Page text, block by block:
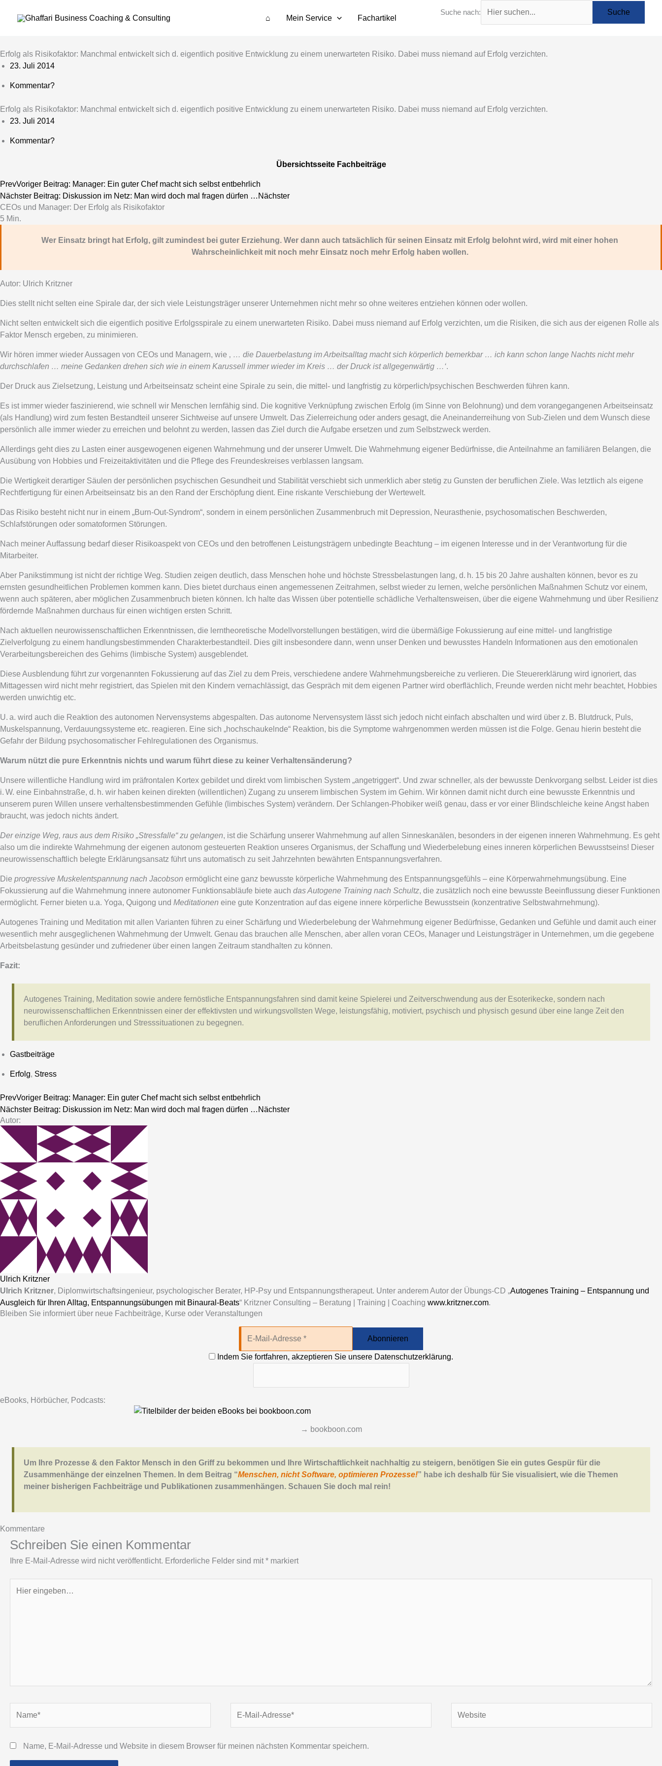
Inhalt
⌂ Mein Service Fachartikel
Suche nach:
Erfolg als Risikofaktor: Manchmal entwickelt sich d. eigentlich positive Entwicklung zu einem unerwarteten Risiko. Dabei muss niemand auf Erfolg verzichten.
23. Juli 2014
Kommentar?
Erfolg als Risikofaktor: Manchmal entwickelt sich d. eigentlich positive Entwicklung zu einem unerwarteten Risiko. Dabei muss niemand auf Erfolg verzichten.
23. Juli 2014
Kommentar?
Übersichtsseite Fachbeiträge
PrevVoriger Beitrag: Manager: Ein guter Chef macht sich selbst entbehrlich
Nächster Beitrag: Diskussion im Netz: Man wird doch mal fragen dürfen … Nächster
CEOs und Manager: Der Erfolg als Risikofaktor
5 Min.
Wer Einsatz bringt hat Erfolg, gilt zumindest bei guter Erziehung. Wer dann auch tatsächlich für seinen Einsatz mit Erfolg belohnt wird, wird mit einer hohen
Wahrscheinlichkeit mit noch mehr Einsatz noch mehr Erfolg haben wollen.
Autor: Ulrich Kritzner
Dies stellt nicht selten eine Spirale dar, der sich viele Leistungsträger unserer Unternehmen nicht mehr so ohne weiteres entziehen können oder wollen.
Nicht selten entwickelt sich die eigentlich positive Erfolgsspirale zu einem unerwarteten Risiko. Dabei muss niemand auf Erfolg verzichten, um die Risiken, die sich aus der eigenen Rolle als
Faktor Mensch ergeben, zu minimieren.
Wir hören immer wieder Aussagen von CEOs und Managern, wie ‚ … die Dauerbelastung im Arbeitsalltag macht sich körperlich bemerkbar … ich kann schon lange Nachts nicht mehr
durchschlafen … meine Gedanken drehen sich wie in einem Karussell immer wieder im Kreis … der Druck ist allgegenwärtig …‘.
Der Druck aus Zielsetzung, Leistung und Arbeitseinsatz scheint eine Spirale zu sein, die mittel- und langfristig zu körperlich/psychischen Beschwerden führen kann.
Es ist immer wieder faszinierend, wie schnell wir Menschen lernfähig sind. Die kognitive Verknüpfung zwischen Erfolg (im Sinne von Belohnung) und dem vorangegangenen Arbeitseinsatz
(als Handlung) wird zum festen Bestandteil unserer Sichtweise auf unsere Umwelt. Das Zielerreichung oder anders gesagt, die Aneinanderreihung von Sub-Zielen und dem Wunsch diese
persönlich alle immer wieder zu erreichen und belohnt zu werden, lassen das Ziel durch die Aufgabe ersetzen und zum Selbstzweck werden.
Allerdings geht dies zu Lasten einer ausgewogenen eigenen Wahrnehmung und der unserer Umwelt. Die Wahrnehmung eigener Bedürfnisse, die Anteilnahme an familiären Belangen, die
Ausübung von Hobbies und Freizeitaktivitäten und die Pflege des Freundeskreises verblassen langsam.
Die Wertigkeit derartiger Säulen der persönlichen psychischen Gesundheit und Stabilität verschiebt sich unmerklich aber stetig zu Gunsten der beruflichen Ziele. Was letztlich als eigene
Rechtfertigung für einen Arbeitseinsatz bis an den Rand der Erschöpfung dient. Eine riskante Verschiebung der Wertewelt.
Das Risiko besteht nicht nur in einem „Burn-Out-Syndrom“, sondern in einem persönlichen Zusammenbruch mit Depression, Neurasthenie, psychosomatischen Beschwerden,
Schlafstörungen oder somatoformen Störungen.
Nach meiner Auffassung bedarf dieser Risikoaspekt von CEOs und den betroffenen Leistungsträgern unbedingte Beachtung – im eigenen Interesse und in der Verantwortung für die
Mitarbeiter.
Aber Panikstimmung ist nicht der richtige Weg. Studien zeigen deutlich, dass Menschen hohe und höchste Stressbelastungen lang, d. h. 15 bis 20 Jahre aushalten können, bevor es zu
ernsten gesundheitlichen Problemen kommen kann. Dies bietet durchaus einen angemessenen Zeitrahmen, selbst wieder zu lernen, welche persönlichen Maßnahmen Schutz vor einem,
wenn auch späteren, aber möglichen Zusammenbruch bieten können. Ich halte das Wissen über potentielle schädliche Verhaltensweisen, über die eigene Wahrnehmung und über Resilienz
fördernde Maßnahmen durchaus für einen wichtigen ersten Schritt.
Nach aktuellen neurowissenschaftlichen Erkenntnissen, die lerntheoretische Modellvorstellungen bestätigen, wird die übermäßige Fokussierung auf eine mittel- und langfristige
Zielverfolgung zu einem handlungsbestimmenden Charakterbestandteil. Dies gilt insbesondere dann, wenn unser Denken und bewusstes Handeln Informationen aus den emotionalen
Verarbeitungsbereichen des Gehirns (limbische System) ausgeblendet.
Diese Ausblendung führt zur vorgenannten Fokussierung auf das Ziel zu dem Preis, verschiedene andere Wahrnehmungsbereiche zu verlieren. Die Steuererklärung wird ignoriert, das
Mittagessen wird nicht mehr registriert, das Spielen mit den Kindern vernachlässigt, das Gespräch mit dem eigenen Partner wird oberflächlich, Freunde werden nicht mehr beachtet, Hobbies
werden unwichtig etc.
U. a. wird auch die Reaktion des autonomen Nervensystems abgespalten. Das autonome Nervensystem lässt sich jedoch nicht einfach abschalten und wird über z. B. Blutdruck, Puls,
Muskelspannung, Verdauungssysteme etc. reagieren. Eine sich „hochschaukelnde“ Reaktion, bis die Symptome wahrgenommen werden müssen ist die Folge. Genau hierin besteht die
Gefahr der Bildung psychosomatischer Fehlregulationen des Organismus.
Warum nützt die pure Erkenntnis nichts und warum führt diese zu keiner Verhaltensänderung?
Unsere willentliche Handlung wird im präfrontalen Kortex gebildet und direkt vom limbischen System „angetriggert“. Und zwar schneller, als der bewusste Denkvorgang selbst. Leider ist dies
i. W. eine Einbahnstraße, d. h. wir haben keinen direkten (willentlichen) Zugang zu unserem limbischen System im Gehirn. Wir können damit nicht durch eine bewusste Erkenntnis und
unserem puren Willen unsere verhaltensbestimmenden Gefühle (limbisches System) verändern. Der Schlangen-Phobiker weiß genau, dass er vor einer Blindschleiche keine Angst haben
braucht, was jedoch nichts ändert.
Der einzige Weg, raus aus dem Risiko „Stressfalle“ zu gelangen, ist die Schärfung unserer Wahrnehmung auf allen Sinneskanälen, besonders in der eigenen inneren Wahrnehmung. Es geht
also um die indirekte Wahrnehmung der eigenen autonom gesteuerten Reaktion unseres Organismus, der Schaffung und Wiederbelebung eines inneren körperlichen Bewusstseins! Dieser
neurowissenschaftlich belegte Erklärungsansatz führt uns automatisch zu seit Jahrzehnten bewährten Entspannungsverfahren.
Die progressive Muskelentspannung nach Jacobson ermöglicht eine ganz bewusste körperliche Wahrnehmung des Entspannungsgefühls – eine Körperwahrnehmungsübung. Eine
Fokussierung auf die Wahrnehmung innere autonomer Funktionsabläufe biete auch das Autogene Training nach Schultz, die zusätzlich noch eine bewusste Beeinflussung dieser Funktionen
ermöglicht. Ferner bieten u.a. Yoga, Quigong und Meditationen eine gute Konzentration auf das eigene innere körperliche Bewusstsein (konzentrative Selbstwahrnehmung).
Autogenes Training und Meditation mit allen Varianten führen zu einer Schärfung und Wiederbelebung der Wahrnehmung eigener Bedürfnisse, Gedanken und Gefühle und damit auch einer
wesentlich mehr ausgeglichenen Wahrnehmung der Umwelt. Genau das brauchen alle Menschen, aber allen voran CEOs, Manager und Leistungsträger in Unternehmen, um die gegebene
Arbeitsbelastung gesünder und zufriedener über einen langen Zeitraum standhalten zu können.
Fazit:
Autogenes Training, Meditation sowie andere fernöstliche Entspannungsfahren sind damit keine Spielerei und Zeitverschwendung aus der Esoterikecke, sondern nach
neurowissenschaftlichen Erkenntnissen einer der effektivsten und wirkungsvollsten Wege, leistungsfähig, motiviert, psychisch und physisch gesund über eine lange Zeit den
beruflichen Anforderungen und Stresssituationen zu begegnen.
Gastbeiträge
Erfolg, Stress
PrevVoriger Beitrag: Manager: Ein guter Chef macht sich selbst entbehrlich
Nächster Beitrag: Diskussion im Netz: Man wird doch mal fragen dürfen … Nächster
Autor:
Ulrich Kritzner
Ulrich Kritzner, Diplomwirtschaftsingenieur, psychologischer Berater, HP-Psy und Entspannungstherapeut. Unter anderem Autor der Übungs-CD „Autogenes Training – Entspannung und
Ausgleich für Ihren Alltag, Entspannungsübungen mit Binaural-Beats“ Kritzner Consulting – Beratung | Training | Coaching www.kritzner.com.
Bleiben Sie informiert über neue Fachbeiträge, Kurse oder Veranstaltungen
Indem Sie fortfahren, akzeptieren Sie unsere Datenschutzerklärung.
eBooks, Hörbücher, Podcasts:
→ bookboon.com
Um Ihre Prozesse & den Faktor Mensch in den Griff zu bekommen und Ihre Wirtschaftlichkeit nachhaltig zu steigern, benötigen Sie ein gutes Gespür für die
Zusammenhänge der einzelnen Themen. In dem Beitrag “Menschen, nicht Software, optimieren Prozesse!” habe ich deshalb für Sie visualisiert, wie die Themen
meiner bisherigen Fachbeiträge und Publikationen zusammenhängen. Schauen Sie doch mal rein!
Kommentare
Schreiben Sie einen Kommentar
Ihre E-Mail-Adresse wird nicht veröffentlicht. Erforderliche Felder sind mit * markiert
eingeben…
Mail-
Name, E-Mail-Adresse und Website in diesem Browser für meinen nächsten Kommentar speichern.